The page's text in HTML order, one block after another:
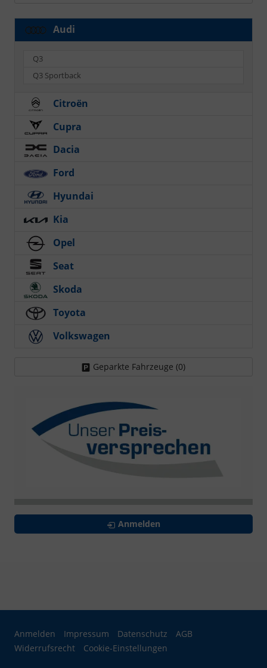
Audi
Q3
Q3 Sportback
Citroën
Cupra
Dacia
Ford
Hyundai
Kia
Opel
Seat
Skoda
Toyota
Volkswagen
Geparkte Fahrzeuge (0)
Anmelden
Anmelden Impressum Datenschutz
AGB
Widerrufsrecht
Cookie-Einstellungen